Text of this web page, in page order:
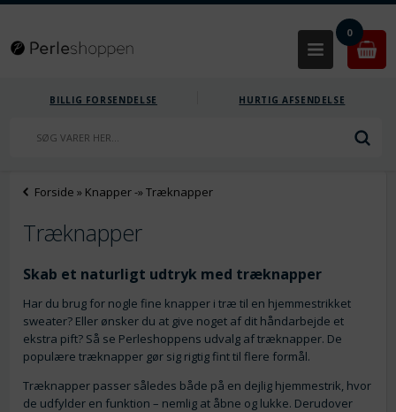
0
BILLIG FORSENDELSE HURTIG AFSENDELSE
Forside » Knapper-»Træknapper
Træknapper
Skab et naturligt udtryk med træknapper
Har du brug for nogle fine knapper i træ til en hjemmestrikket
sweater? Eller ønsker du at give noget af dit håndarbejde et
ekstra pift? Så se Perleshoppens udvalg af træknapper. De
populære træknapper gør sig rigtig fint til flere formål.
Træknapper passer således både på en dejlig hjemmestrik, hvor
de udfylder en funktion – nemlig at åbne og lukke. Derudover